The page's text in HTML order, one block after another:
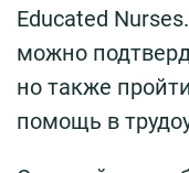
Educated
можно
но также
помощь в